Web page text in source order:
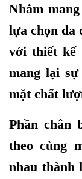
Nhằm
lựa chọn đa
với thiết kế
mang lại
mặt chất
Phần chân
theo cùng
nhau thành